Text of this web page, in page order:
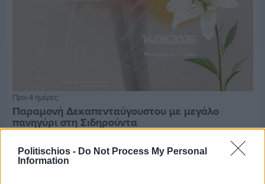
Politischios - Do Not Process My Personal
Information
Πριν 4 ημέρες
Παραμονή Δεκαπενταύγουστου με μεγάλο
πανηγύρι στη Σιδηρούντα